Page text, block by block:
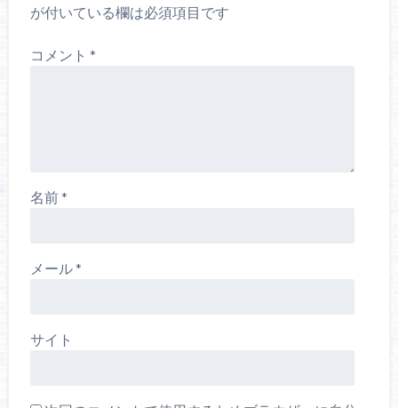
が付いている欄は必須項目です
コメント *
名前*
メール*
サイト